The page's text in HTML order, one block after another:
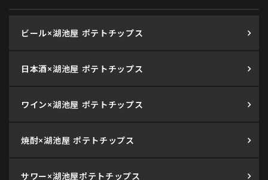
ビール×湖池屋 ポテトチップス
日本酒×湖池屋 ポテトチップス
ワイン×湖池屋 ポテトチップス
焼酎×湖池屋 ポテトチップス
サワー×湖池屋ポテトチップス